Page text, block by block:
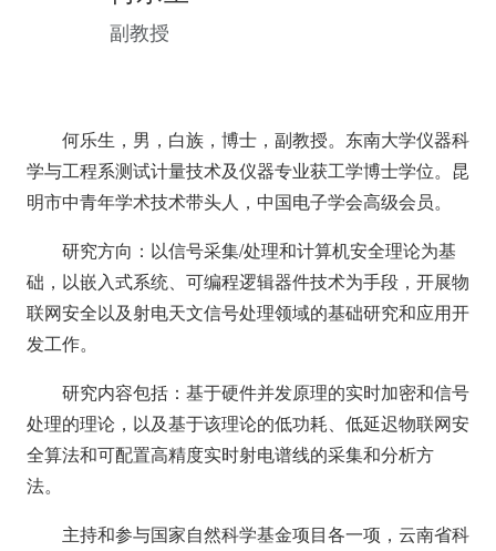
副教授
何乐生，男，白族，博士，副教授。东南大学仪器科
学与工程系测试计量技术及仪器专业获工学博士学位。昆
明市中青年学术技术带头人，中国电子学会高级会员。
研究方向：以信号采集/处理和计算机安全理论为基
础，以嵌入式系统、可编程逻辑器件技术为手段，开展物
联网安全以及射电天文信号处理领域的基础研究和应用开
发工作。
研究内容包括：基于硬件并发原理的实时加密和信号
处理的理论，以及基于该理论的低功耗、低延迟物联网安
全算法和可配置高精度实时射电谱线的采集和分析方
法。
主持和参与国家自然科学基金项目各一项，云南省科